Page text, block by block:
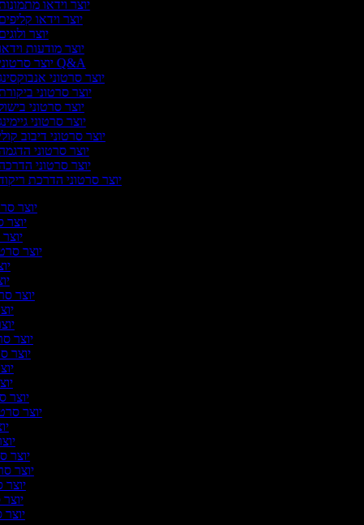
יוצר וידאו
יוצר וידאו
יוצר
יוצר מודעות
יוצר סרטוני Q&A
יוצר סרטוני
יוצר סרטוני
יוצר סרטוני
יוצר סרטוני
יוצר סרטוני דיבוב
יוצר סרטוני
יוצר סרטוני
יוצר סרטוני הדרכת
יוצר
יוצר
יוצר
יוצר
יוצר
יוצר
יוצר
יוצר
יוצר
יוצר
יוצר
יוצר
יוצר